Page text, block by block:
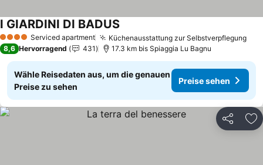
4 Sterne Serviced apartment Küchenausstattung zur Selbstverpflegung
I GIARDINI DI BADUS
8,6 Hervorragend 431 17.3 km bis Spiaggia Lu Bagnu
Wähle Reisedaten aus, um die genauen
Preise zu sehen
Preise sehen
Teilen